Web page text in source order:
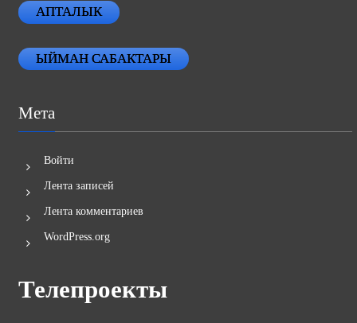
АПТАЛЫК
ЫЙМАН САБАКТАРЫ
Мета
Войти
Лента записей
Лента комментариев
WordPress.org
Телепроекты